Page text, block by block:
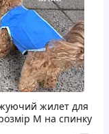
жилет для
М на спинку